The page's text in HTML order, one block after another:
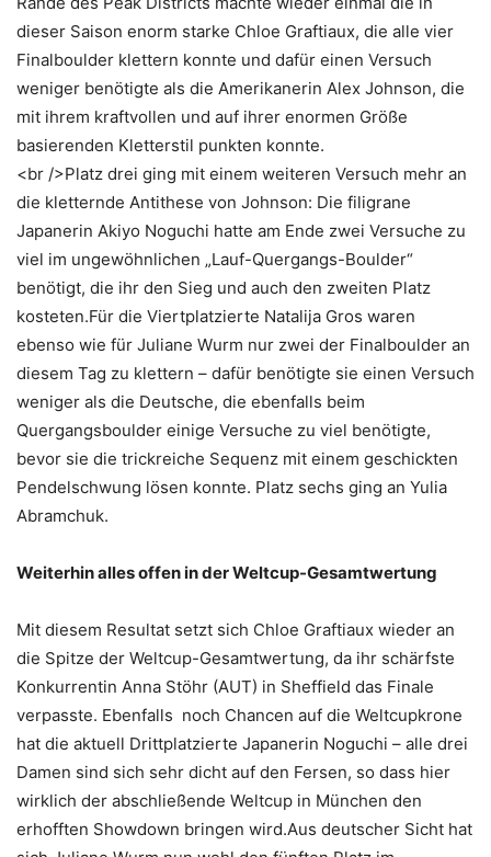
dieser Saison enorm starke Chloe Graftiaux, die alle vier
Finalboulder klettern konnte und dafür einen Versuch
weniger benötigte als die Amerikanerin Alex Johnson, die
mit ihrem kraftvollen und auf ihrer enormen Größe
basierenden Kletterstil punkten konnte.
<br />Platz drei ging mit einem weiteren Versuch mehr an
die kletternde Antithese von Johnson: Die filigrane
Japanerin Akiyo Noguchi hatte am Ende zwei Versuche zu
viel im ungewöhnlichen „Lauf-Quergangs-Boulder“
benötigt, die ihr den Sieg und auch den zweiten Platz
kosteten.Für die Viertplatzierte Natalija Gros waren
ebenso wie für Juliane Wurm nur zwei der Finalboulder an
diesem Tag zu klettern – dafür benötigte sie einen Versuch
weniger als die Deutsche, die ebenfalls beim
Quergangsboulder einige Versuche zu viel benötigte,
bevor sie die trickreiche Sequenz mit einem geschickten
Pendelschwung lösen konnte. Platz sechs ging an Yulia
Abramchuk.
Weiterhin alles offen in der Weltcup-Gesamtwertung
Mit diesem Resultat setzt sich Chloe Graftiaux wieder an
die Spitze der Weltcup-Gesamtwertung, da ihr schärfste
Konkurrentin Anna Stöhr (AUT) in Sheffield das Finale
verpasste. Ebenfalls noch Chancen auf die Weltcupkrone
hat die aktuell Drittplatzierte Japanerin Noguchi – alle drei
Damen sind sich sehr dicht auf den Fersen, so dass hier
wirklich der abschließende Weltcup in München den
erhofften Showdown bringen wird.Aus deutscher Sicht hat